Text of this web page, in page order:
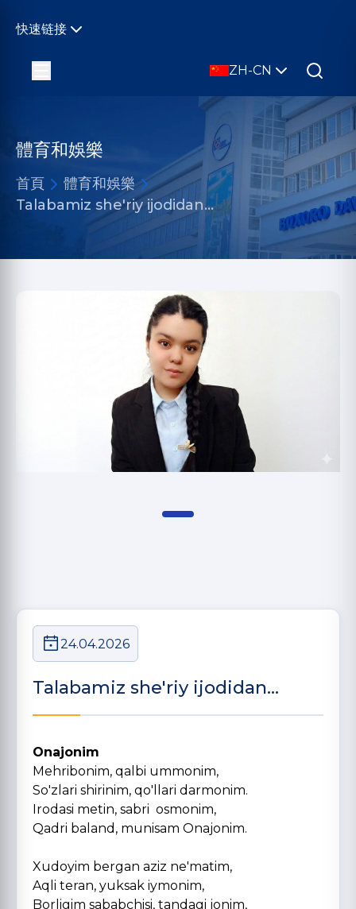
快速链接
ZH-CN
體育和娛樂
首頁
體育和娛樂
Talabamiz she'riy ijodidan...
24.04.2026
Talabamiz she'riy ijodidan...
Onajonim
Mehribonim, qalbi ummonim,
So'zlari shirinim, qo'llari darmonim.
Irodasi metin, sabri osmonim,
Qadri baland, munisam Onajonim.
Xudoyim bergan aziz ne'matim,
Aqli teran, yuksak iymonim,
Borligim sababchisi, tandagi jonim,